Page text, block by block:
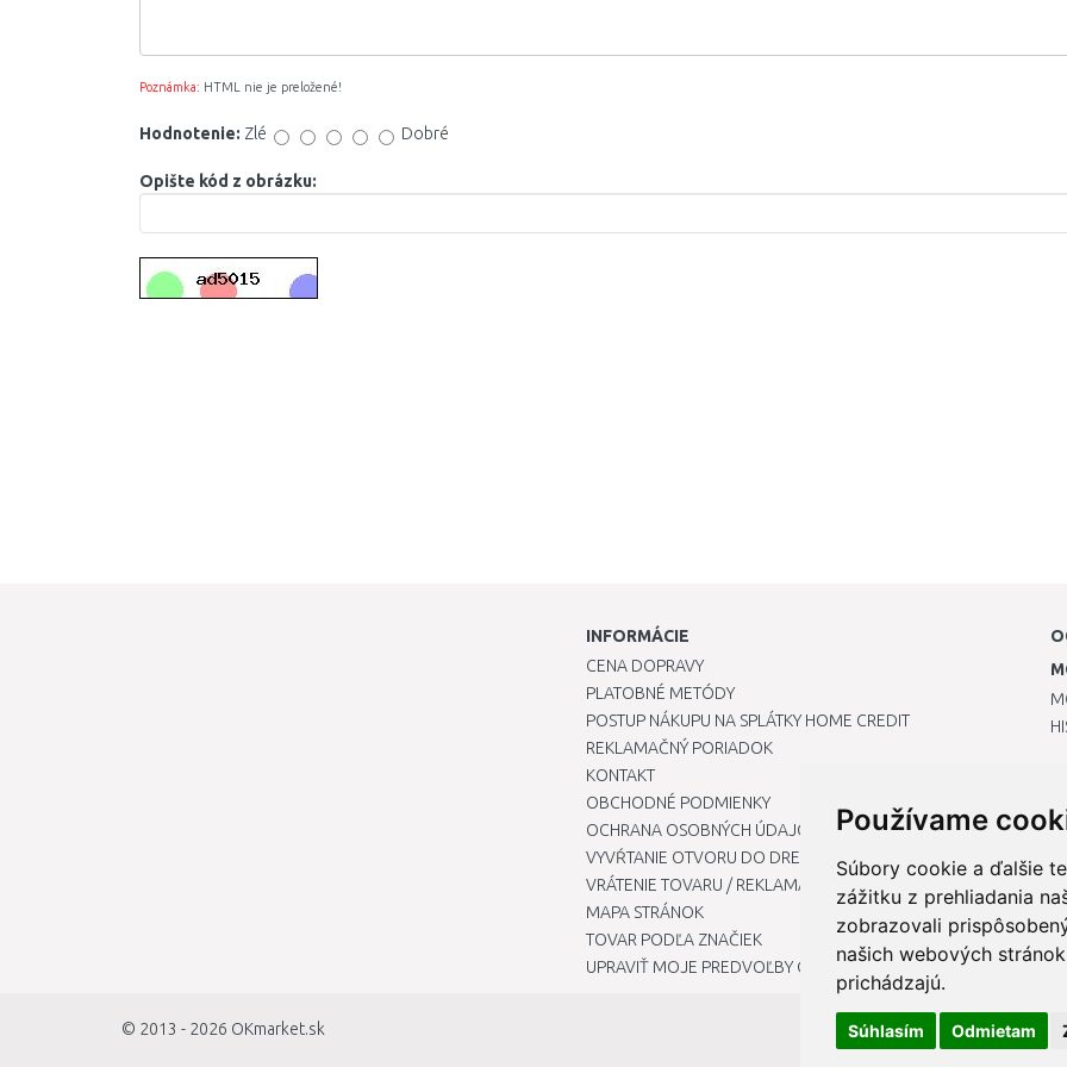
Používame
Súbory cookie a ďalšie
zážitku z prehliadania
zobrazovali
našich webových
prichádzajú.
Súhlasím Odmietam
Poznámka: HTML nie je preložené!
Hodnotenie: Zlé Dobré
Opište kód z obrázku:
INFORMÁCIE
CENA DOPRAVY
PLATOBNÉ METÓDY
POSTUP NÁKUPU NA SPLÁTKY HOME CREDIT
REKLAMAČNÝ PORIADOK
KONTAKT
OBCHODNÉ PODMIENKY
OCHRANA OSOBNÝCH ÚDAJOV
VYVŔTANIE OTVORU DO DREZU PRE KUCHYNSKÚ BATÉRIU
VRÁTENIE TOVARU / REKLAMÁCIE
MAPA STRÁNOK
TOVAR PODĽA ZNAČIEK
UPRAVIŤ MOJE PREDVOĽBY COOKIES
© 2013 - 2026 OKmarket.sk